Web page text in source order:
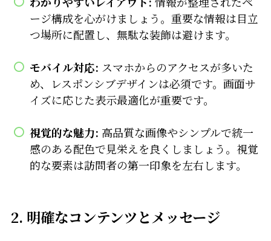
ージ構成を心がけましょう。重要な情報は目立
つ場所に配置し、無駄な装飾は避けます。
モバイル対応: スマホからのアクセスが多いた
め、レスポンシブデザインは必須です。画面サ
イズに応じた表示最適化が重要です。
視覚的な魅力: 高品質な画像やシンプルで統一
感のある配色で見栄えを良くしましょう。視覚
的な要素は訪問者の第一印象を左右します。
2. 明確なコンテンツとメッセージ